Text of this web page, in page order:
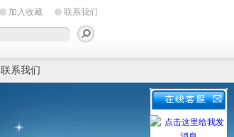
加入收藏 联系我们
联系我们